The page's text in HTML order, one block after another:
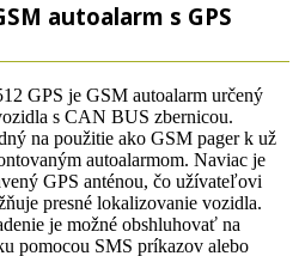
autoalarm s GPS
GPS je GSM autoalarm určený
s CAN BUS zbernicou.
na použitie ako GSM pager k už
autoalarmom. Naviac je
GPS anténou, čo užívateľovi
presné lokalizovanie vozidla.
je možné obshluhovať na
pomocou SMS príkazov alebo